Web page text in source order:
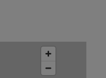
Denk öffnen